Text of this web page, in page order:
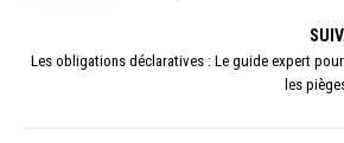
Les obligations déclaratives : Le guide expert
les